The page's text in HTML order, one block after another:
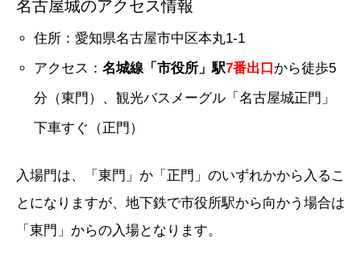
名古屋城のアクセス情報
住所：愛知県名古屋市中区本丸1‐1
アクセス：名城線「市役所」駅7番出口から徒歩5
分（東門）、観光バスメーグル「名古屋城正門」
下車すぐ（正門）
入場門は、「東門」か「正門」のいずれかから入るこ
とになりますが、地下鉄で市役所駅から向かう場合は
「東門」からの入場となります。